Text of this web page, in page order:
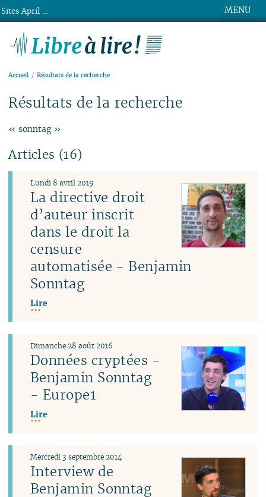
MENU
Accueil Résultats de la recherche
Résultats de la recherche
« sonntag »
Articles (16)
La directive droit
d’auteur inscrit
dans le droit la
censure
automatisée - Benjamin
Sonntag
Lundi 8 avril 2019
Lire
Données cryptées -
Benjamin Sonntag
- Europe1
Dimanche 28 août 2016
Lire
Interview de
Benjamin Sonntag
Mercredi 3 septembre 2014
Sites April ...